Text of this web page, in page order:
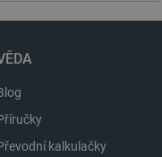
kalkulačky
podle dokumentace
údajů na
který používáme k
uživatelských
uživatelům poskytuje více
a identifikaci